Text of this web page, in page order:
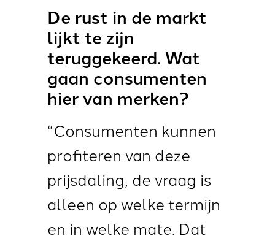
De rust in de markt
lijkt te zijn
teruggekeerd. Wat
gaan consumenten
hier van merken?
“Consumenten kunnen
profiteren van deze
prijsdaling, de vraag is
alleen op welke termijn
en in welke mate. Dat